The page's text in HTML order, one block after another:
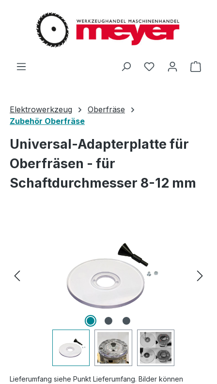
Zum Hauptinhalt springen
Du hast 0
Elektrowerkzeug
Oberfräse
Zubehör Oberfräse
Universal-Adapterplatte für
Oberfräsen - für
Schaftdurchmesser 8-12 mm
Lieferumfang siehe Punkt Lieferumfang. Bilder können